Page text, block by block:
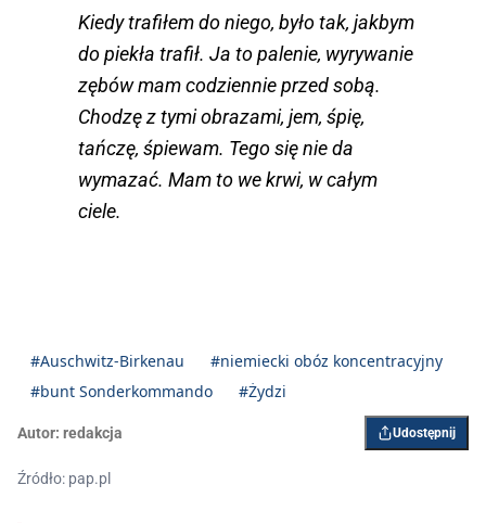
Kiedy trafiłem do niego, było tak, jakbym
do piekła trafił. Ja to palenie, wyrywanie
zębów mam codziennie przed sobą.
Chodzę z tymi obrazami, jem, śpię,
tańczę, śpiewam. Tego się nie da
wymazać. Mam to we krwi, w całym
ciele.
#Auschwitz-Birkenau
#niemiecki obóz koncentracyjny
#bunt Sonderkommando
#Żydzi
Autor: redakcja Udostępnij
Źródło: pap.pl